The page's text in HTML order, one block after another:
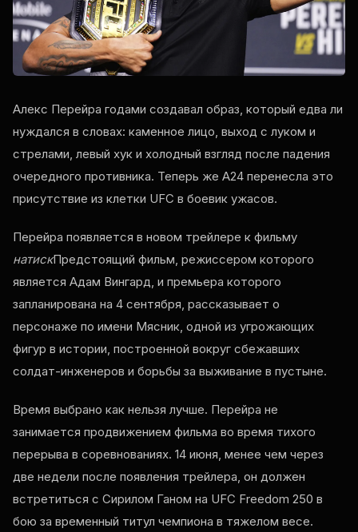
Алекс Перейра годами создавал образ, который едва ли
нуждался в словах: каменное лицо, выход с луком и
стрелами, левый хук и холодный взгляд после падения
очередного противника. Теперь же A24 перенесла это
присутствие из клетки UFC в боевик ужасов.
Перейра появляется в новом трейлере к фильму
натискПредстоящий фильм, режиссером которого
является Адам Вингард, и премьера которого
запланирована на 4 сентября, рассказывает о
персонаже по имени Мясник, одной из угрожающих
фигур в истории, построенной вокруг сбежавших
солдат-инженеров и борьбы за выживание в пустыне.
Время выбрано как нельзя лучше. Перейра не
занимается продвижением фильма во время тихого
перерыва в соревнованиях. 14 июня, менее чем через
две недели после появления трейлера, он должен
встретиться с Сирилом Ганом на UFC Freedom 250 в
бою за временный титул чемпиона в тяжелом весе.